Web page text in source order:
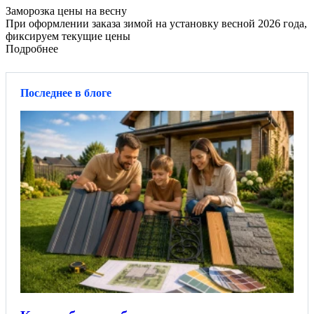
Заморозка цены на весну
При оформлении заказа зимой на установку весной 2026 года,
фиксируем текущие цены
Подробнее
Последнее в блоге